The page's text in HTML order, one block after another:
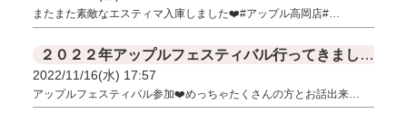
またまた素敵なエスティマ入庫しました❤️ #アップル高岡店#…
２０２２年アップルフェスティバル行ってきました！！
2022/11/16(水) 17:57
アップルフェスティバル参加❤️めっちゃたくさんの方とお話出来…